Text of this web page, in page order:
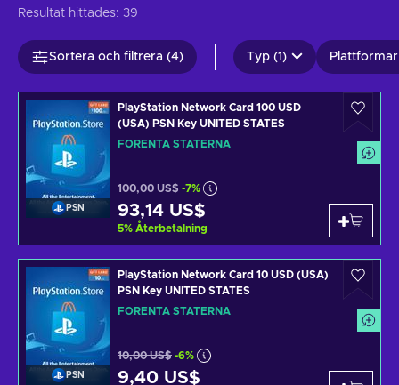
Resultat hittades: 39
Sortera och filtrera (4) Typ (1) Plattformar
PSN
PlayStation Network Card 100 USD
(USA) PSN Key UNITED STATES
FÖRENTA STATERNA
100,00 US$ -7%
93,14 US$
5% Återbetalning
PSN
PlayStation Network Card 10 USD (USA)
PSN Key UNITED STATES
FÖRENTA STATERNA
10,00 US$ -6%
9,40 US$